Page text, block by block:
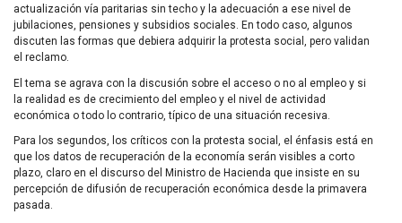
actualización vía paritarias sin techo y la adecuación a ese nivel de
jubilaciones, pensiones y subsidios sociales. En todo caso, algunos
discuten las formas que debiera adquirir la protesta social, pero validan
el reclamo.
El tema se agrava con la discusión sobre el acceso o no al empleo y si
la realidad es de crecimiento del empleo y el nivel de actividad
económica o todo lo contrario, típico de una situación recesiva.
Para los segundos, los críticos con la protesta social, el énfasis está en
que los datos de recuperación de la economía serán visibles a corto
plazo, claro en el discurso del Ministro de Hacienda que insiste en su
percepción de difusión de recuperación económica desde la primavera
pasada.